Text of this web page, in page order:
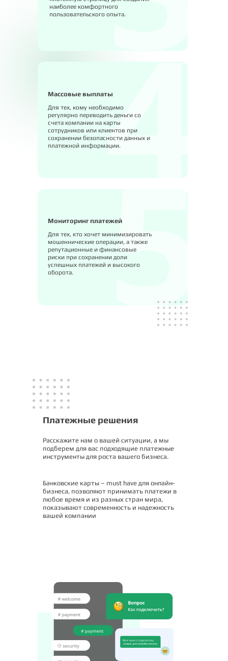
Мониторинг платежей
Для тех, кто хочет минимизировать
мошеннические операции, а также
репутационные и финансовые
риски при сохранении доли
успешных платежей и высокого
оборота.
Массовые выплаты
Для тех, кому необходимо
регулярно переводить деньги со
счета компании на карты
сотрудников или клиентов при
сохранении безопасности данных и
платежной информации.
наиболее комфортного
пользовательского опыта.
Платежные решения
Расскажите нам о вашей ситуации, а мы
подберем для вас подходящие платежные
инструменты для роста вашего бизнеса.
Банковские карты – must have для онлайн-
бизнеса, позволяют принимать платежи в
любое время и из разных стран мира,
показывают современность и надежность
вашей компании